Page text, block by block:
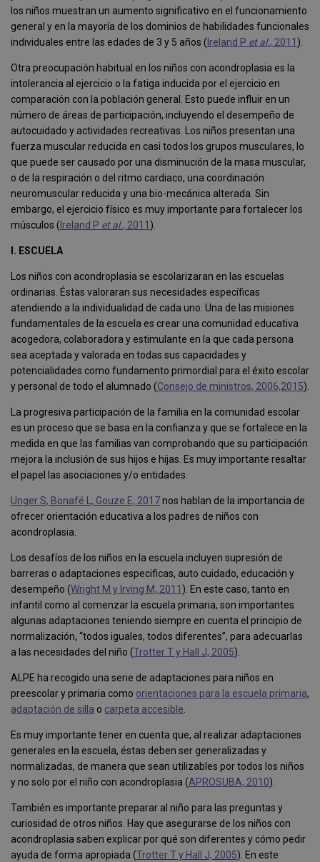
los niños muestran un aumento significativo en el funcionamiento
general y en la mayoría de los dominios de habilidades funcionales
individuales entre las edades de 3 y 5 años ( Ireland P et al., 2011 ).
Otra preocupación habitual en los niños con acondroplasia es la
intolerancia al ejercicio o la fatiga inducida por el ejercicio en
comparación con la población general. Esto puede influir en un
número de áreas de participación, incluyendo el desempeño de
autocuidado y actividades recreativas. Los niños presentan una
fuerza muscular reducida en casi todos los grupos musculares, lo
que puede ser causado por una disminución de la masa muscular,
o de la respiración o del ritmo cardiaco, una coordinación
neuromuscular reducida y una bio-mecánica alterada. Sin
embargo, el ejercicio físico es muy importante para fortalecer los
músculos ( Ireland P et al., 2011 ).
I. ESCUELA
Los niños con acondroplasia se escolarizaran en las escuelas
ordinarias. Éstas valoraran sus necesidades específicas
atendiendo a la individualidad de cada uno. Una de las misiones
fundamentales de la escuela es crear una comunidad educativa
acogedora, colaboradora y estimulante en la que cada persona
sea aceptada y valorada en todas sus capacidades y
potencialidades como fundamento primordial para el éxito escolar
y personal de todo el alumnado (Consejo de ministros, 2006,2015).
La progresiva participación de la familia en la comunidad escolar
es un proceso que se basa en la confianza y que se fortalece en la
medida en que las familias van comprobando que su participación
mejora la inclusión de sus hijos e hijas. Es muy importante resaltar
el papel las asociaciones y/o entidades.
Unger S, Bonafé L, Gouze E, 2017nos hablan de la importancia de
ofrecer orientación educativa a los padres de niños con
acondroplasia.
Los desafíos de los niños en la escuela incluyen supresión de
barreras o adaptaciones especificas, auto cuidado, educación y
desempeño (Wright M y Irving M, 2011 ). En este caso, tanto en
infantil como al comenzar la escuela primaria, son importantes
algunas adaptaciones teniendo siempre en cuenta el principio de
normalización, “todos iguales, todos diferentes”, para adecuarlas
a las necesidades del niño (Trotter T y Hall J, 2005).
ALPE ha recogido una serie de adaptaciones para niños en
preescolar y primaria como orientaciones para la escuela primaria,
adaptación de silla o carpeta accesible.
Es muy importante tener en cuenta que, al realizar adaptaciones
generales en la escuela, éstas deben ser generalizadas y
normalizadas, de manera que sean utilizables por todos los niños
y no solo por el niño con acondroplasia (APROSUBA, 2010).
También es importante preparar al niño para las preguntas y
curiosidad de otros niños. Hay que asegurarse de los niños con
acondroplasia saben explicar por qué son diferentes y cómo pedir
ayuda de forma apropiada (Trotter T y Hall J, 2005). En este